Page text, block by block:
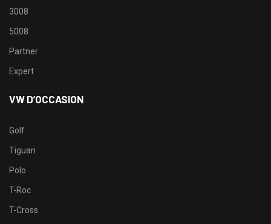
3008
5008
Partner
Expert
VW D’OCCASION
Golf
Tiguan
Polo
T-Roc
T-Cross